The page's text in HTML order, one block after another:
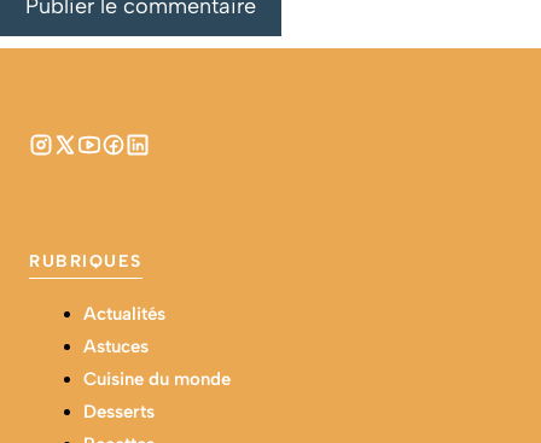
RUBRIQUES
Actualités
Astuces
Cuisine du monde
Desserts